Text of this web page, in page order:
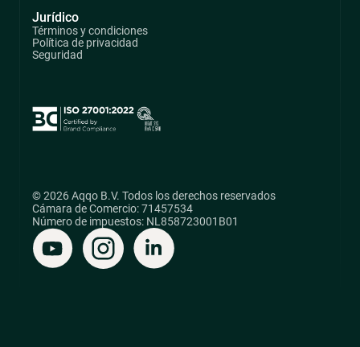
Jurídico
Términos y condiciones
Política de privacidad
Seguridad
© 2026 Aqqo B.V. Todos los derechos reservados
Cámara de Comercio: 71457534
Número de impuestos: NL858723001B01